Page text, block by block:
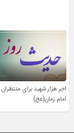
اجر هزار شهید برای منتظران
امام زمان(عج)